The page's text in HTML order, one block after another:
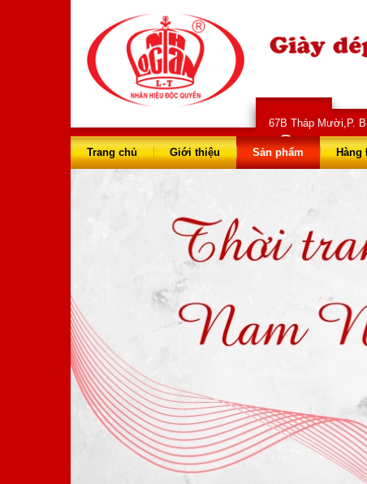
67B Tháp Mười,P.
028 66 73
Trang chủ Giới thiệu Sản phẩm Hàng